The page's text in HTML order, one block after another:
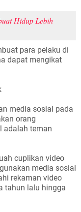
Hidup Lebih
para pelaku di
dapat mengikat
media sosial pada
orang
adalah teman
cuplikan video
media sosial
rekaman video
tahun lalu hingga